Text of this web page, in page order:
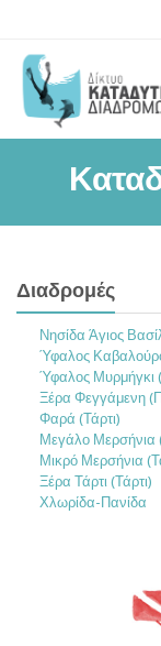
Διαδρομές
Νησίδα Άγιος
Ύφαλος
Ύφαλος Μυρμήγκι
Ξέρα Φεγγάμενη
Φαρά (Τάρτι)
Μεγάλο Μερσήνια
Μικρό Μερσήνια
Ξέρα Τάρτι (Τάρτι)
Χλωρίδα-Πανίδα